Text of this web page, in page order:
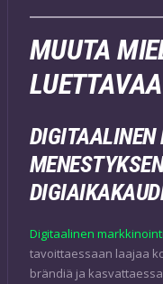
MUUTA
LUETTAVAA
Digitaalinen markkinointi
tavoittaessaan laajaa
brändiä ja